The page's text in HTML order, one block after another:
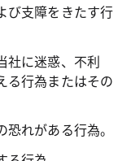
び支障をきたす行
社に迷惑、不利
る行為またはその
れがある行為。